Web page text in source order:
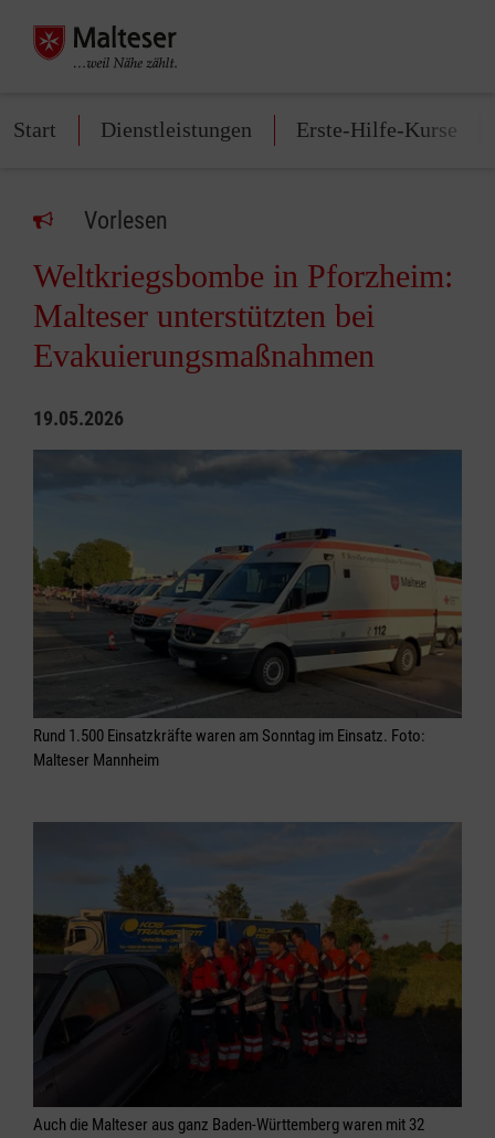
Start Dienstleistungen Erste-Hilfe-Kurse
Vorlesen
Weltkriegsbombe in Pforzheim:
Malteser unterstützten bei
Evakuierungsmaßnahmen
19.05.2026
Rund 1.500 Einsatzkräfte waren am Sonntag im Einsatz. Foto:
Malteser Mannheim
Auch die Malteser aus ganz Baden-Württemberg waren mit 32